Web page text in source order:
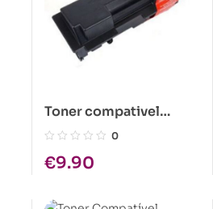
Toner compativel
Kyocera TK-18 Preto
0
€9.90